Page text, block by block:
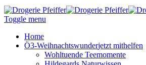
Toggle menu
Home
Ö3-Weihnachtswunderjetzt mithelfen
Wohltuende Teemomente